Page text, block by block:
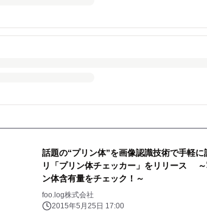
話題の“プリン体”を画像認識技術で手軽
リ「プリン体チェッカー」をリリース ～
ン体含有量をチェック！～
foo.log株式会社
2015年5月25日 17:00